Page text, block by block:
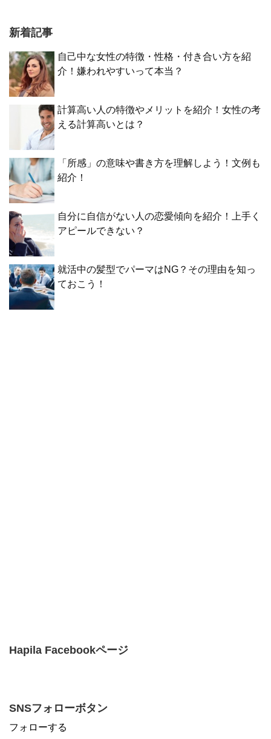
新着記事
自己中な女性の特徴・性格・付き合い方を紹
介！嫌われやすいって本当？
計算高い人の特徴やメリットを紹介！女性の考
える計算高いとは？
「所感」の意味や書き方を理解しよう！文例も
紹介！
自分に自信がない人の恋愛傾向を紹介！上手く
アピールできない？
就活中の髪型でパーマはNG？その理由を知っ
ておこう！
Hapila Facebookページ
SNSフォローボタン
フォローする